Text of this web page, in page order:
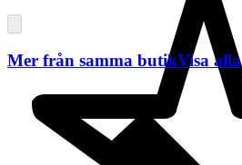
Mer från samma butikVisa alla